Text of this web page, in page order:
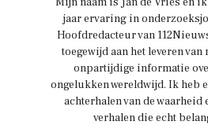
jaar ervaring in
Hoofdredacteur van
toegewijd aan het leveren
onpartijdige informatie
ongelukken wereldwijd. Ik heb
achterhalen van de waarheid
verhalen die echt